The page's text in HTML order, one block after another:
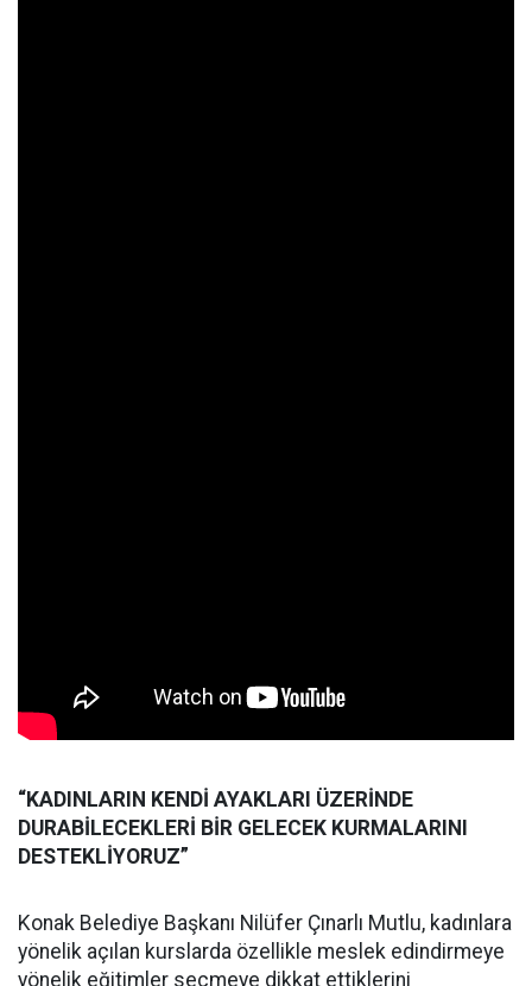
“KADINLARIN KENDİ AYAKLARI ÜZERİNDE
DURABİLECEKLERİ BİR GELECEK KURMALARINI
DESTEKLİYORUZ”
Konak Belediye Başkanı Nilüfer Çınarlı Mutlu, kadınlara
yönelik açılan kurslarda özellikle meslek edindirmeye
yönelik eğitimler seçmeye dikkat ettiklerini